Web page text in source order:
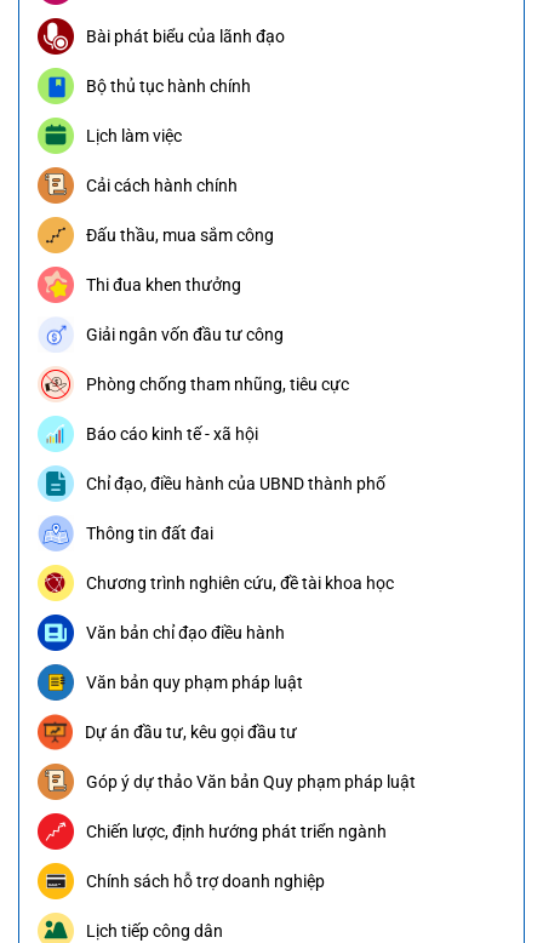
Bài phát biểu của lãnh đạo
Bộ thủ tục hành chính
Lịch làm việc
Cải cách hành chính
Đấu thầu, mua sắm công
Thi đua khen thưởng
Giải ngân vốn đầu tư công
Phòng chống tham nhũng, tiêu cực
Báo cáo kinh tế - xã hội
Chỉ đạo, điều hành của UBND thành phố
Thông tin đất đai
Chương trình nghiên cứu, đề tài khoa học
Văn bản chỉ đạo điều hành
Văn bản quy phạm pháp luật
Dự án đầu tư, kêu gọi đầu tư
Góp ý dự thảo Văn bản Quy phạm pháp luật
Chiến lược, định hướng phát triển ngành
Chính sách hỗ trợ doanh nghiệp
Lịch tiếp công dân